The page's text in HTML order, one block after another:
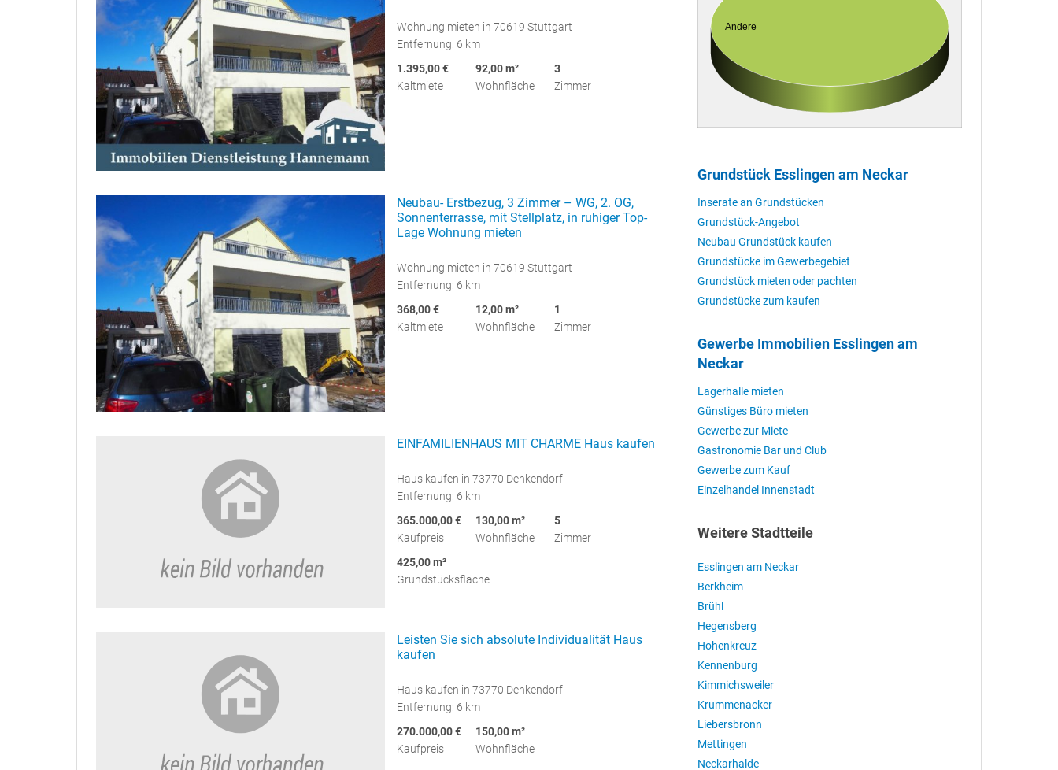
Wohnung mieten in 70619 Stuttgart
Entfernung: 6 km
1.395,00 €
Kaltmiete
92,00 m²
Wohnfläche
3
Zimmer
Neubau- Erstbezug, 3 Zimmer – WG, 2. OG,
Sonnenterrasse, mit Stellplatz, in ruhiger Top-
Lage Wohnung mieten
Wohnung mieten in 70619 Stuttgart
Entfernung: 6 km
368,00 €
Kaltmiete
12,00 m²
Wohnfläche
1
Zimmer
EINFAMILIENHAUS MIT CHARME Haus kaufen
Haus kaufen in 73770 Denkendorf
Entfernung: 6 km
365.000,00 €
Kaufpreis
130,00 m²
Wohnfläche
5
Zimmer
425,00 m²
Grundstücksfläche
Leisten Sie sich absolute Individualität Haus
kaufen
Haus kaufen in 73770 Denkendorf
Entfernung: 6 km
270.000,00 €
Kaufpreis
150,00 m²
Wohnfläche
Andere
Grundstück Esslingen am Neckar
Inserate an Grundstücken
Grundstück-Angebot
Neubau Grundstück kaufen
Grundstücke im Gewerbegebiet
Grundstück mieten oder pachten
Grundstücke zum kaufen
Gewerbe Immobilien Esslingen am
Neckar
Lagerhalle mieten
Günstiges Büro mieten
Gewerbe zur Miete
Gastronomie Bar und Club
Gewerbe zum Kauf
Einzelhandel Innenstadt
Weitere Stadtteile
Esslingen am Neckar
Berkheim
Brühl
Hegensberg
Hohenkreuz
Kennenburg
Kimmichsweiler
Krummenacker
Liebersbronn
Mettingen
Neckarhalde